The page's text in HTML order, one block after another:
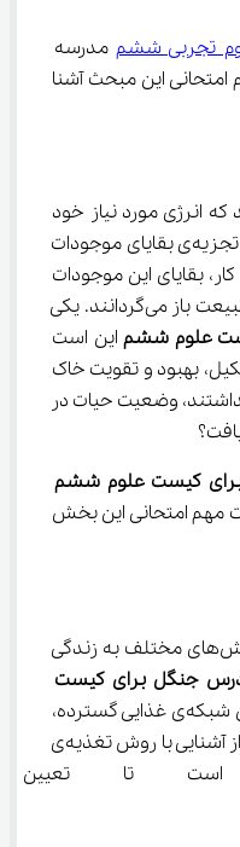
تجربی ششم مدرسه
مهم امتحانی این مبحث آشنا
که انرژی مورد نیاز خود
برای زنده ماندن و رشد کردن را از تجزیه‌ی بقایای موجودات
قارچ‌ها با این کار، بقایای این موجودات
را به صورت مواد غذایی مفید به طبیعت باز می‌گردانند. یکی
علوم ششم این است
کمک به تشکیل، بهبود و تقویت خاک
قارچ‌ها وجود نداشتند، وضعیت حیات در
کیست علوم ششم
می‌توانید نکات مهم امتحانی این بخش
در شبکه‌ی غذایی، جانداران به روش‌های مختلف به زندگی
جنگل برای کیست
از چند راز دیگر در این شبکه‌ی غذایی گسترده،
پرده برمی‌داریم. در هر مورد پس از آشنایی با روش تغذیه‌ی
است تا